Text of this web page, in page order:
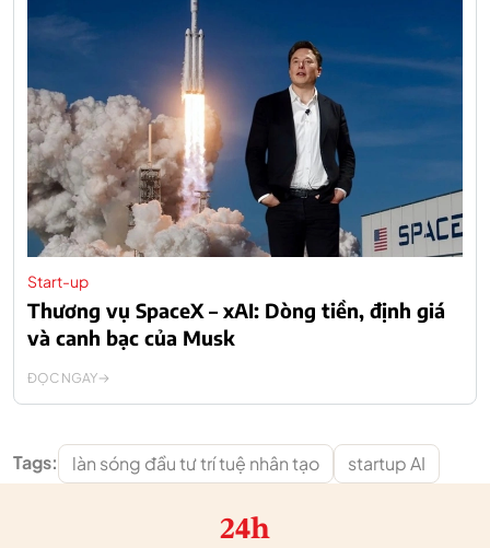
Start-up
Thương vụ SpaceX – xAI: Dòng tiền, định giá
và canh bạc của Musk
ĐỌC NGAY
Tags: làn sóng đầu tư trí tuệ nhân tạo startup AI
24h